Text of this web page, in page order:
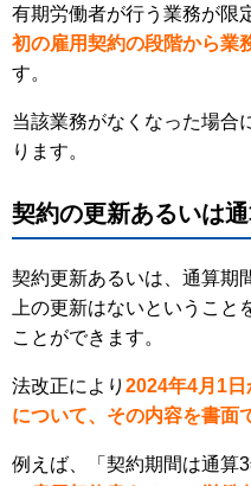
有期労働者が行う業務が限
初の雇用契約の段階から業
す。
当該業務がなくなった場合
ります。
契約の更新あるいは
契約更新あるいは、通算期
上の更新はないということ
ことができます。
法改正により 2024年4月1
について、その内容を書面
例えば、「契約期間は通算